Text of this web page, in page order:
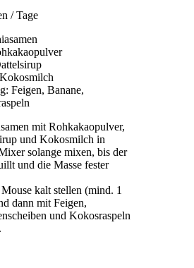
/ Tage
Feigen, Banane,
mit Rohkakaopulver,
und Kokosmilch in
solange mixen, bis der
und die Masse fester
kalt stellen (mind. 1
dann mit Feigen,
und Kokosraspeln